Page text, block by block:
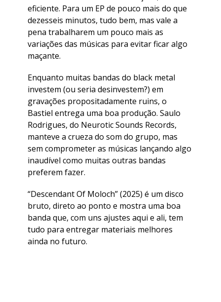
eficiente. Para um EP de pouco mais do que
dezesseis minutos, tudo bem, mas vale a
pena trabalharem um pouco mais as
variações das músicas para evitar ficar algo
maçante.
Enquanto muitas bandas do black metal
investem (ou seria desinvestem?) em
gravações propositadamente ruins, o
Bastiel entrega uma boa produção. Saulo
Rodrigues, do Neurotic Sounds Records,
manteve a crueza do som do grupo, mas
sem comprometer as músicas lançando algo
inaudível como muitas outras bandas
preferem fazer.
“Descendant Of Moloch” (2025) é um disco
bruto, direto ao ponto e mostra uma boa
banda que, com uns ajustes aqui e ali, tem
tudo para entregar materiais melhores
ainda no futuro.